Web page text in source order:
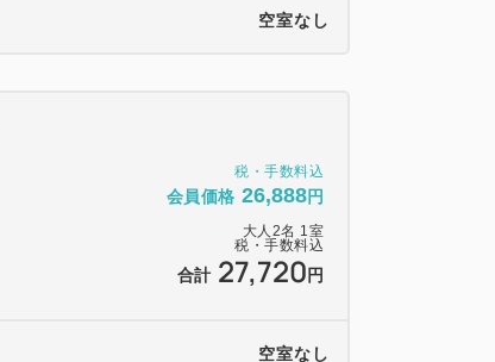
空室なし
税・手数料込
会員価格 26,888円
大人 2名 1室
税・手数料込
合計 27,720 円
空室なし